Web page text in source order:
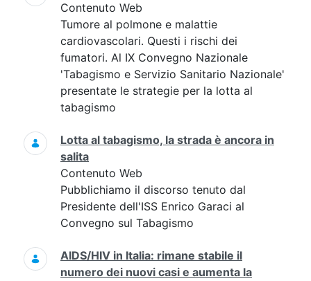
Contenuto Web
Tumore al polmone e malattie
cardiovascolari. Questi i rischi dei
fumatori. Al IX Convegno Nazionale
'Tabagismo e Servizio Sanitario Nazionale'
presentate le strategie per la lotta al
tabagismo
Lotta al tabagismo, la strada è ancora in
salita
Contenuto Web
Pubblichiamo il discorso tenuto dal
Presidente dell'ISS Enrico Garaci al
Convegno sul Tabagismo
AIDS/HIV in Italia: rimane stabile il
numero dei nuovi casi e aumenta la